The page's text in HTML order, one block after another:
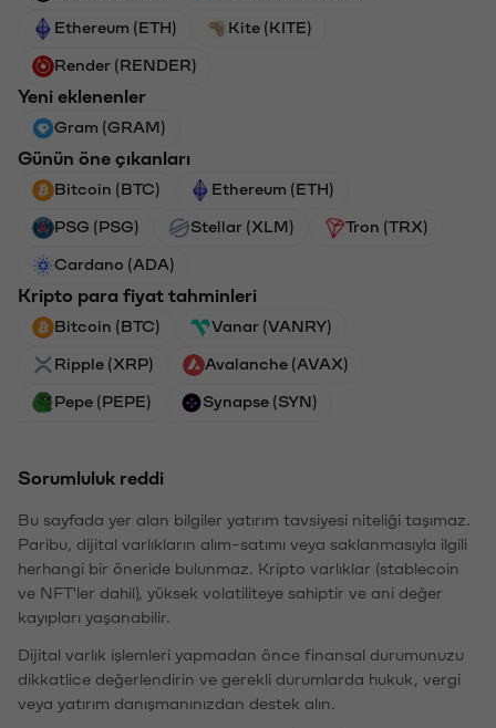
Ethereum (ETH) Kite (KITE)
Render (RENDER)
Yeni eklenenler
Gram (GRAM)
Günün öne çıkanları
Bitcoin (BTC) Ethereum (ETH)
PSG (PSG) Stellar (XLM) Tron (TRX)
Cardano (ADA)
Kripto para fiyat tahminleri
Bitcoin (BTC) Vanar (VANRY)
Ripple (XRP) Avalanche (AVAX)
Pepe (PEPE) Synapse (SYN)
Sorumluluk reddi
Bu sayfada yer alan bilgiler yatırım tavsiyesi niteliği taşımaz.
Paribu, dijital varlıkların alım-satımı veya saklanmasıyla ilgili
herhangi bir öneride bulunmaz. Kripto varlıklar (stablecoin
ve NFT'ler dahil), yüksek volatiliteye sahiptir ve ani değer
kayıpları yaşanabilir.
Dijital varlık işlemleri yapmadan önce finansal durumunuzu
dikkatlice değerlendirin ve gerekli durumlarda hukuk, vergi
veya yatırım danışmanınızdan destek alın.